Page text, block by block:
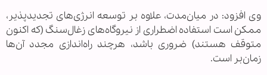
وی افزود: در میان‌مدت، علاوه بر توسعه انرژی‌های تجدیدپذیر،
ممکن است استفاده اضطراری از نیروگاه‌های زغال‌سنگ (که اکنون
متوقف هستند) ضروری باشد، هرچند راه‌اندازی مجدد آن‌ها
زمان‌بر است.